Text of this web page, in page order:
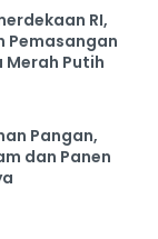
RI,
Pemasangan
Merah Putih
Pangan,
dan Panen